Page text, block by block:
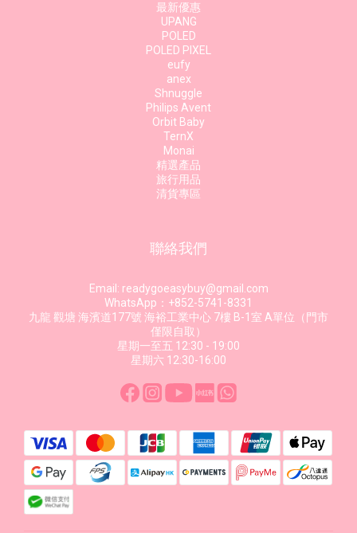
最新優惠
UPANG
POLED
POLED PIXEL
eufy
anex
Shnuggle
Philips Avent
Orbit Baby
TernX
Monai
精選產品
旅行用品
清貨專區
聯絡我們
Email: readygoeasybuy@gmail.com
WhatsApp：+852-5741-8331
九龍 觀塘 海濱道177號 海裕工業中心 7樓 B-1室 A單位（門市
僅限自取）
星期一至五 12:30 - 19:00
星期六 12:30-16:00